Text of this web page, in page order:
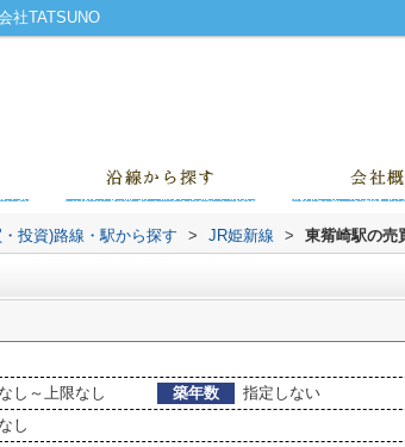
社TATSUNO
投資)路線・駅から探す > JR姫新線 > 東觜崎駅の売
し～上限なし 築年数
指定しない
し